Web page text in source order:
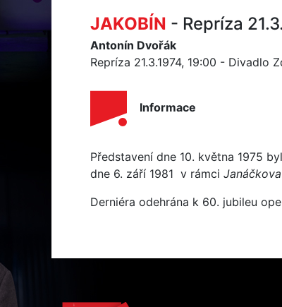
JAKOBÍN - Repríza
Antonín Dvořák
Repríza 21.3.1974, 19:00 - Divadlo
Informace
Představení dne 10. května 1975
dne 6. září 1981 v rámci
Derniéra odehrána k 60. jubileu